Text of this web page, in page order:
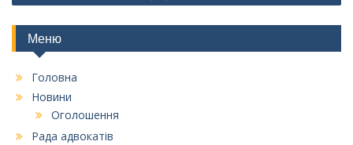
Меню
Головна
Новини
Оголошення
Рада адвокатів